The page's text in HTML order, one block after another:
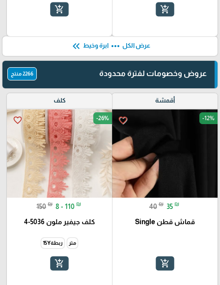
add_shopping_cart
add_shopping_cart
عرض الكل more_horiz ابرة وخيط keyboard_double_arrow_left
عروض وخصومات لفترة محدودة 2266 منتج
أقمشة
favorite_border -12%
40 ₪ 35 ₪
قماش قطن Single
add_shopping_cart
كلف
favorite_border -26%
150 ₪ 8 - 110 ₪
كلف جيفير ملون 5036-4
متر ربطة15Y
add_shopping_cart